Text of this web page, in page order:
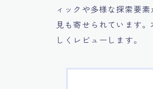
ィックや多様な探索要
見も寄せられています
しくレビューします。